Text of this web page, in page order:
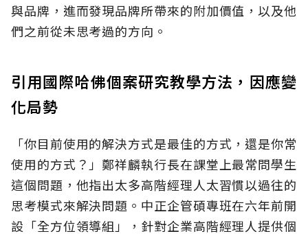
與品牌，進而發現品牌所帶來的附加價值，以及他
們之前從未思考過的方向。
引用國際哈佛個案研究教學方法，因應變
化局勢
「你目前使用的解決方式是最佳的方式，還是你常
使用的方式？」鄭祥麟執行長在課堂上最常問學生
這個問題，他指出太多高階經理人太習慣以過往的
思考模式來解決問題。中正企管碩專班在六年前開
設「全方位領導組」，針對企業高階經理人提供個